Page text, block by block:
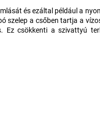
és ezáltal például a
szelep a csőben tartja a
csökkenti a szivattyú